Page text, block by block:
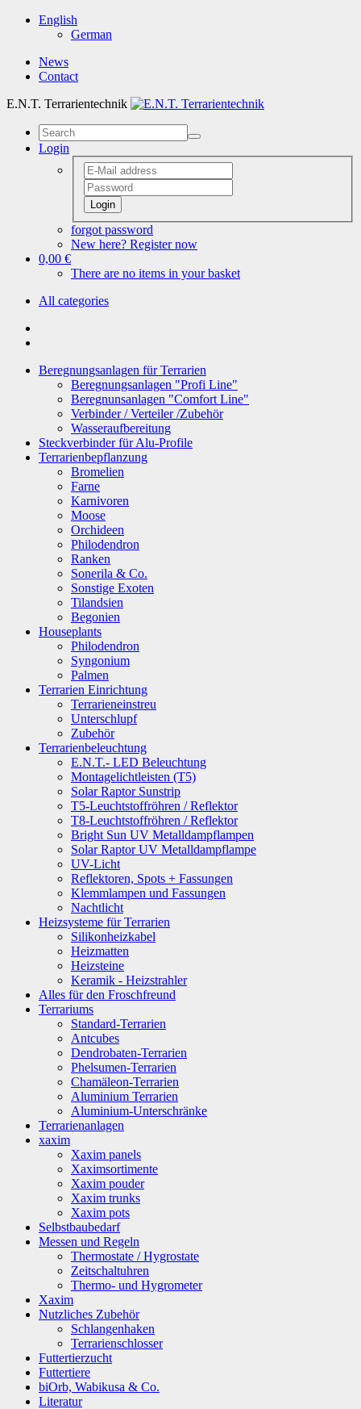
English
German
News
Contact
E.N.T. Terrarientechnik
Login
Login
forgot password
New here? Register now
0,00 €
There are no items in your basket
All categories
Beregnungsanlagen für Terrarien
Beregnungsanlagen "Profi Line"
Beregnunsanlagen "Comfort Line"
Verbinder / Verteiler /Zubehör
Wasseraufbereitung
Steckverbinder für Alu-Profile
Terrarienbepflanzung
Bromelien
Farne
Karnivoren
Moose
Orchideen
Philodendron
Ranken
Sonerila & Co.
Sonstige Exoten
Tilandsien
Begonien
Houseplants
Philodendron
Syngonium
Palmen
Terrarien Einrichtung
Terrarieneinstreu
Unterschlupf
Zubehör
Terrarienbeleuchtung
E.N.T.- LED Beleuchtung
Montagelichtleisten (T5)
Solar Raptor Sunstrip
T5-Leuchtstoffröhren / Reflektor
T8-Leuchtstoffröhren / Reflektor
Bright Sun UV Metalldampflampen
Solar Raptor UV Metalldampflampe
UV-Licht
Reflektoren, Spots + Fassungen
Klemmlampen und Fassungen
Nachtlicht
Heizsysteme für Terrarien
Silikonheizkabel
Heizmatten
Heizsteine
Keramik - Heizstrahler
Alles für den Froschfreund
Terrariums
Standard-Terrarien
Antcubes
Dendrobaten-Terrarien
Phelsumen-Terrarien
Chamäleon-Terrarien
Aluminium Terrarien
Aluminium-Unterschränke
Terrarienanlagen
xaxim
Xaxim panels
Xaximsortimente
Xaxim pouder
Xaxim trunks
Xaxim pots
Selbstbaubedarf
Messen und Regeln
Thermostate / Hygrostate
Zeitschaltuhren
Thermo- und Hygrometer
Xaxim
Nutzliches Zubehör
Schlangenhaken
Terrarienschlosser
Futtertierzucht
Futtertiere
biOrb, Wabikusa & Co.
Literatur